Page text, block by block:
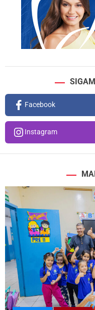
Facebook
Instagram